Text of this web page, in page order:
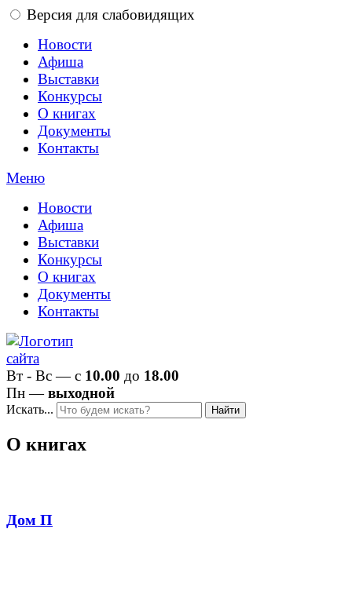
Версия для слабовидящих
Новости
Афиша
Выставки
Конкурсы
О книгах
Документы
Контакты
Меню
Новости
Афиша
Выставки
Конкурсы
О книгах
Документы
Контакты
Вт - Вс — с 10.00 до 18.00
Пн —выходной
Искать... Найти
О книгах
Дом П